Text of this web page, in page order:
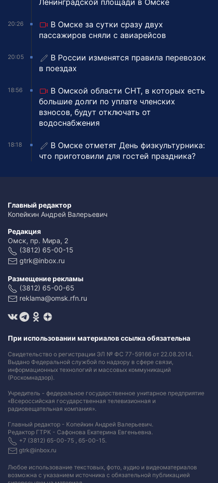
Ленинградской площади в Омске
20:26
В Омске за сутки сразу двух
пассажиров сняли с авиарейсов
20:05
В России изменятся правила перевозок
в поездах
18:56
В Омской области СНТ, в которых есть
большие долги по уплате членских
взносов, будут отключать от
водоснабжения
18:18
В Омске отметят День физкультурника:
что приготовили для гостей праздника?
Главный редактор
Копейкин Андрей Валерьевич
Редакция
Омск, пр. Мира, 2
(3812) 65-00-15
gtrk@inbox.ru
Размещение рекламы
(3812) 65-00-65
reklama@omsk.rfn.ru
При использовании материалов ссылка обязательна
Свидетельство о регистрации ЭЛ № ФС 77-59166 от 22.08.2014.
Выдано Федеральной службой по надзору в сфере связи,
информационных технологий и массовых коммуникаций
(Роскомнадзор).
Учредитель - федеральное государственное унитарное предприятие
«Всероссийская государственная телевизионная и
радиовещательная компания».
Главный редактор - Копейкин Андрей Валерьевич.
Редактор ГТРК - Сафонова Екатерина Евгеньевна.
+7 (3812) 65-00-75 , 65-00-15.
gtrk@inbox.ru
Любое использование текстовых, фото, аудио и видеоматериалов
возможна с указанием источника с обязательной публикацией